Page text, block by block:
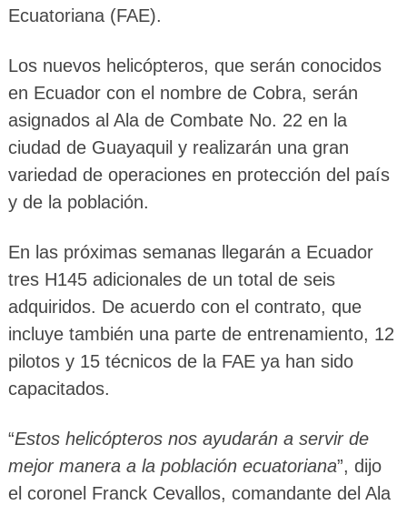
Ecuatoriana (FAE).
Los nuevos helicópteros, que serán conocidos
en Ecuador con el nombre de Cobra, serán
asignados al Ala de Combate No. 22 en la
ciudad de Guayaquil y realizarán una gran
variedad de operaciones en protección del país
y de la población.
En las próximas semanas llegarán a Ecuador
tres H145 adicionales de un total de seis
adquiridos. De acuerdo con el contrato, que
incluye también una parte de entrenamiento, 12
pilotos y 15 técnicos de la FAE ya han sido
capacitados.
“Estos helicópteros nos ayudarán a servir de
mejor manera a la población ecuatoriana”, dijo
el coronel Franck Cevallos, comandante del Ala